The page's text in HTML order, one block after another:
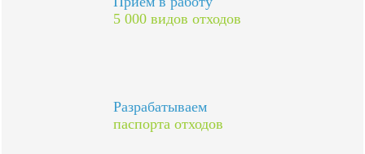
5 000 видов отходов
Разрабатываем
паспорта отходов